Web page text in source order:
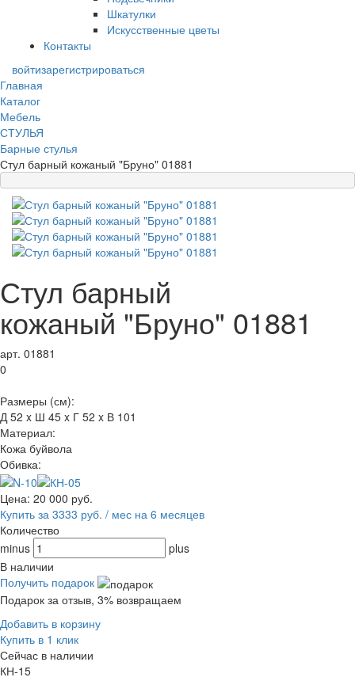
Шкатулки
Искусственные цветы
Контакты
войтизарегистрироваться
Главная
Каталог
Мебель
СТУЛЬЯ
Барные стулья
Стул барный кожаный "Бруно" 01881
Стул барный
кожаный "Бруно" 01881
арт. 01881
0
Размеры (см):
Д 52 x Ш 45 x Г 52 x В 101
Материал:
Кожа буйвола
Обивка:
Цена: 20 000 руб.
Купить за 3333 руб. / мес на 6 месяцев
Количество
minus
plus
В наличии
Получить подарок
Подарок за отзыв, 3% возвращаем
Добавить в корзину
Купить в 1 клик
Сейчас в наличии
КН-15